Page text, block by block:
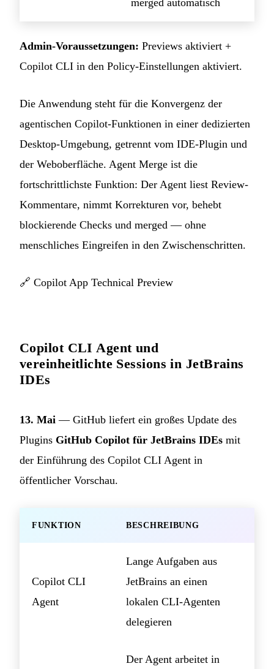
Admin-Voraussetzungen: Previews aktiviert +
Copilot CLI in den Policy-Einstellungen aktiviert.
Die Anwendung steht für die Konvergenz der
agentischen Copilot-Funktionen in einer dedizierten
Desktop-Umgebung, getrennt vom IDE-Plugin und
der Weboberfläche. Agent Merge ist die
fortschrittlichste Funktion: Der Agent liest Review-
Kommentare, nimmt Korrekturen vor, behebt
blockierende Checks und merged — ohne
menschliches Eingreifen in den Zwischenschritten.
🔗 Copilot App Technical Preview
Copilot CLI Agent und
vereinheitlichte Sessions in JetBrains
IDEs
13. Mai — GitHub liefert ein großes Update des
Plugins GitHub Copilot für JetBrains IDEs mit
der Einführung des Copilot CLI Agent in
öffentlicher Vorschau.
FUNKTION BESCHREIBUNG
Copilot CLI
Agent
Lange Aufgaben aus
JetBrains an einen
lokalen CLI-Agenten
delegieren
Der Agent arbeitet in